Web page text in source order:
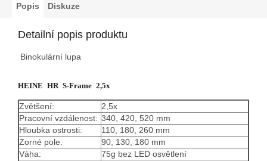
Popis Diskuze
Detailní popis produktu
Binokulární lupa
HEINE HR S-Frame 2,5x
Zvětšení:
2,5x
Pracovní vzdálenost: 340, 420, 520 mm
Hloubka ostrosti:
110, 180, 260 mm
Zorné pole:
90, 130, 180 mm
Váha:
75g bez LED osvětlení